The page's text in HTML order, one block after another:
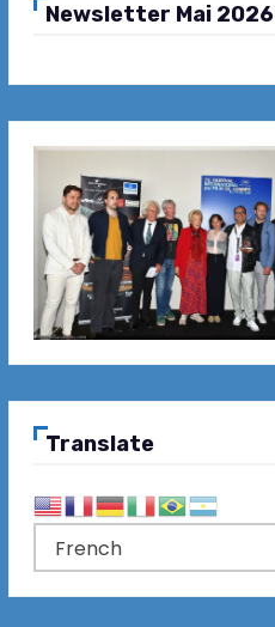
Newsletter Mai 2026
Translate